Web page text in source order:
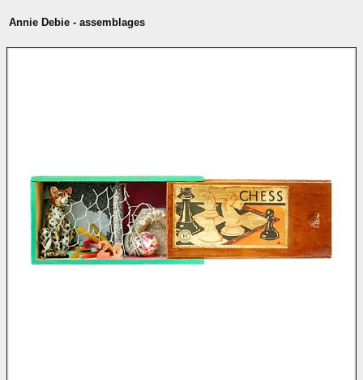
Annie Debie - assemblages